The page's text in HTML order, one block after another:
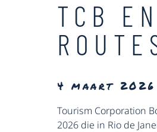
TCB
4 maart 2026
Tourism Corporation
2026 die in Rio de